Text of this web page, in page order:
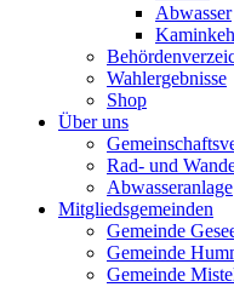
Abwasser
Wahlergebnisse
Shop
Über uns
Rad- und
Abwasseranlage
Mitgliedsgemeinden
Gemeinde
Gemeinde
Gemeinde